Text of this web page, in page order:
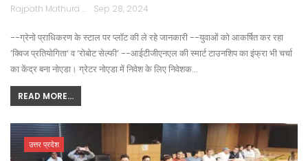
Rajpath Mathura Sep 28, 2024
--ग्रेनो प्राधिकरण के स्टाल पर प्लॉट की ले रहे जानकारी --युवाओं को आकर्षित कर रहा
’क्विज प्रतियोगिता‘ व ‘रोबोट सेल्फी’ --आईटीजीएनएल की स्मार्ट टाउनशिप का इंफ्रा भी चर्चा
का केंद्र बना नोएडा। ग्रेटर नोएडा में निवेश के लिए निवेशक…
READ MORE...
उत्तर प्रदेश